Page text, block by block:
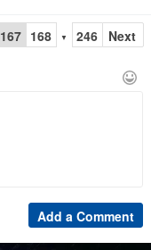
167 168 ▼ 246 Next
Add a Comment